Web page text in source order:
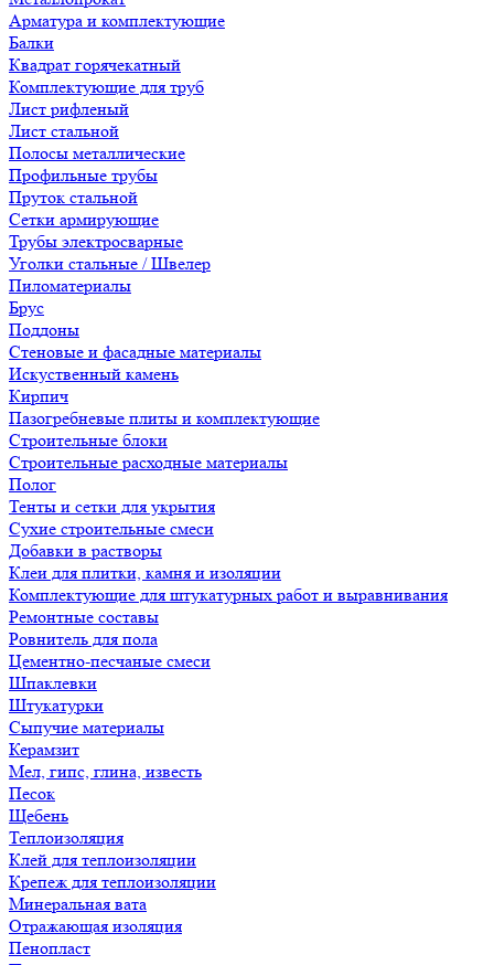
Арматура и комплектующие
Балки
Квадрат горячекатный
Комплектующие для труб
Лист рифленый
Лист стальной
Полосы металлические
Профильные трубы
Пруток стальной
Сетки армирующие
Трубы электросварные
Уголки стальные / Швелер
Пиломатериалы
Брус
Поддоны
Стеновые и фасадные материалы
Искуственный камень
Кирпич
Пазогребневые плиты и комплектующие
Строительные блоки
Строительные расходные материалы
Полог
Тенты и сетки для укрытия
Сухие строительные смеси
Добавки в растворы
Клеи для плитки, камня и изоляции
Комплектующие для штукатурных работ и выравнивания
Ремонтные составы
Ровнитель для пола
Цементно-песчаные смеси
Шпаклевки
Штукатурки
Сыпучие материалы
Керамзит
Мел, гипс, глина, известь
Песок
Щебень
Теплоизоляция
Клей для теплоизоляции
Крепеж для теплоизоляции
Минеральная вата
Отражающая изоляция
Пенопласт